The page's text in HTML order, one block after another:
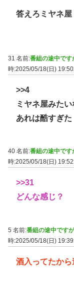
答えろミヤネ屋
31 名前:番組の途中です
時:2025/05/18(日)
>>4
ミヤネ屋みた
あれは酷すぎた
40 名前:番組の途中です
時:2025/05/18(日)
>>31
どんな感じ？
5 名前:番組の途中です
時:2025/05/18(日)
酒入ってたから